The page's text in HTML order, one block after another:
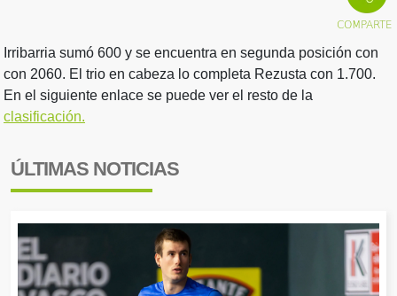
Irribarria sumó 600 y se encuentra en segunda posición con
con 2060. El trio en cabeza lo completa Rezusta con 1.700.
En el siguiente enlace se puede ver el resto de la
clasificación.
ÚLTIMAS NOTICIAS